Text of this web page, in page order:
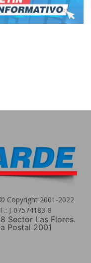
Copyright 2001-2022
J-07574183-8
Sector Las Flores.
Postal 2001